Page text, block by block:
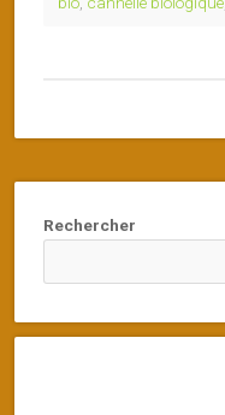
Rechercher